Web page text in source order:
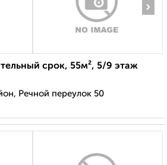
›
срок, 55м², 5/9 этаж
Речной переулок 50